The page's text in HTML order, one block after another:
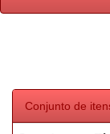
Conjunto de